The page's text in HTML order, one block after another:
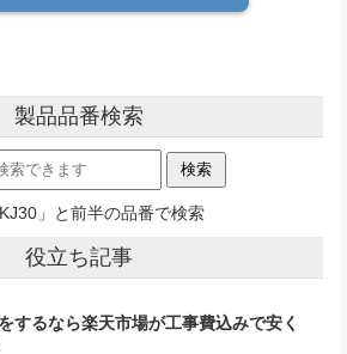
製品品番検索
」と前半の品番で検索
役立ち記事
するなら楽天市場が工事費込みで安く